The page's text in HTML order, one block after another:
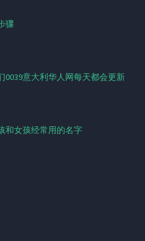
骤
0039意大利华人网每天都会更新
和女孩经常用的名字